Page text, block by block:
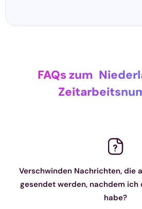
FAQs zum
Verschwinden Nachrichten, die
gesendet werden, nachdem ich
habe?